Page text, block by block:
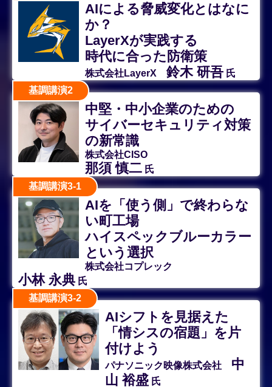
AIによる脅威変化とはなに
か？
LayerXが実践する
時代に合った防衛策
株式会社LayerX 鈴木 研吾 氏
基調講演2
中堅・中小企業のための
サイバーセキュリティ対策
の新常識
株式会社CISO
那須 慎二 氏
基調講演3-1
AIを「使う側」で終わらな
い町工場
ハイスペックブルーカラー
という選択
株式会社コプレック
小林 永典 氏
基調講演3-2
AIシフトを見据えた
「情シスの宿題」を片
付けよう
パナソニック映像株式会社
中
山 裕盛 氏